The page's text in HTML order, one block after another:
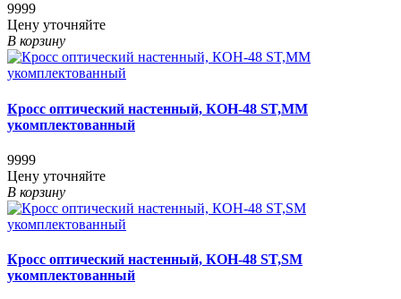
9999
Цену уточняйте
В корзину
Кросс оптический настенный, КОН-48 ST,MM
укомплектованный
9999
Цену уточняйте
В корзину
Кросс оптический настенный, КОН-48 ST,SM
укомплектованный